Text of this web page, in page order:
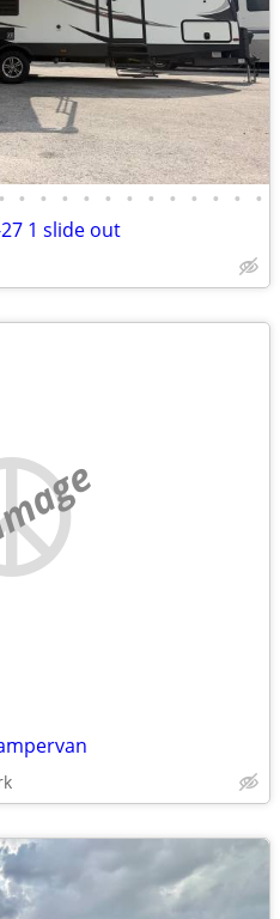
• • • • • • • • • • • • •
1 slide out